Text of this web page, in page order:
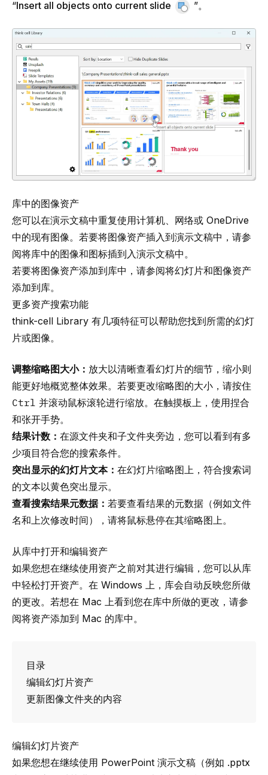
“Insert all objects onto current slide ”。
库中的图像资产
您可以在演示文稿中重复使用计算机、网络或 OneDrive
中的现有图像。若要将图像资产插入到演示文稿中，请参
阅将库中的图像和图标插到入演示文稿中。
若要将图像资产添加到库中，请参阅将幻灯片和图像资产
添加到库。
更多资产搜索功能
think-cell Library 有几项特征可以帮助您找到所需的幻灯
片或图像。
调整缩略图大小： 放大以清晰查看幻灯片的细节，缩小则
能更好地概览整体效果。若要更改缩略图的大小，请按住
Ctrl 并滚动鼠标滚轮进行缩放。在触摸板上，使用捏合
和张开手势。
结果计数： 在源文件夹和子文件夹旁边，您可以看到有多
少项目符合您的搜索条件。
突出显示的幻灯片文本： 在幻灯片缩略图上，符合搜索词
的文本以黄色突出显示。
查看搜索结果元数据： 若要查看结果的元数据（例如文件
名和上次修改时间），请将鼠标悬停在其缩略图上。
从库中打开和编辑资产
如果您想在继续使用资产之前对其进行编辑，您可以从库
中轻松打开资产。在 Windows 上，库会自动反映您所做
的更改。若想在 Mac 上看到您在库中所做的更改，请参
阅将资产添加到 Mac 的库中。
目录
编辑幻灯片资产
更新图像文件夹的内容
编辑幻灯片资产
如果您想在继续使用 PowerPoint 演示文稿（例如 .pptx